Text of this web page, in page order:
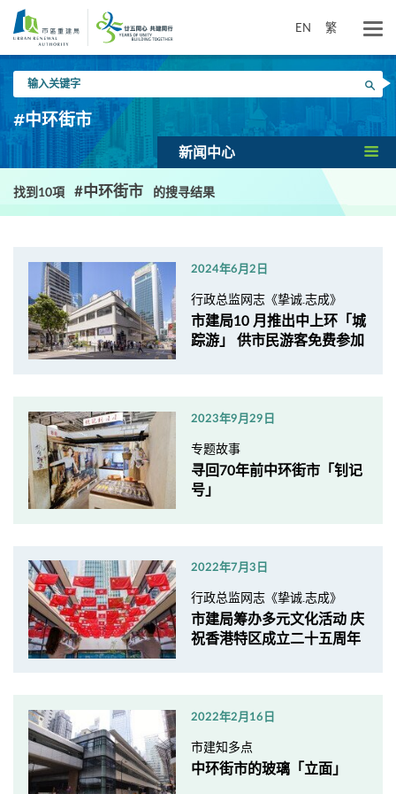
要
EN 繁
入
关
键
搜寻
#中环街市
新闻中心
找到10項 #中环街市 的搜寻结果
2024年6月2日
行政总监网志《挚诚.志成》
市建局10 月推出中上环「城
踪游」 供市民游客免费参加
2023年9月29日
专题故事
寻回70年前中环街市「钊记
号」
2022年7月3日
行政总监网志《挚诚.志成》
市建局筹办多元文化活动 庆
祝香港特区成立二十五周年
2022年2月16日
市建知多点
中环街市的玻璃「立面」